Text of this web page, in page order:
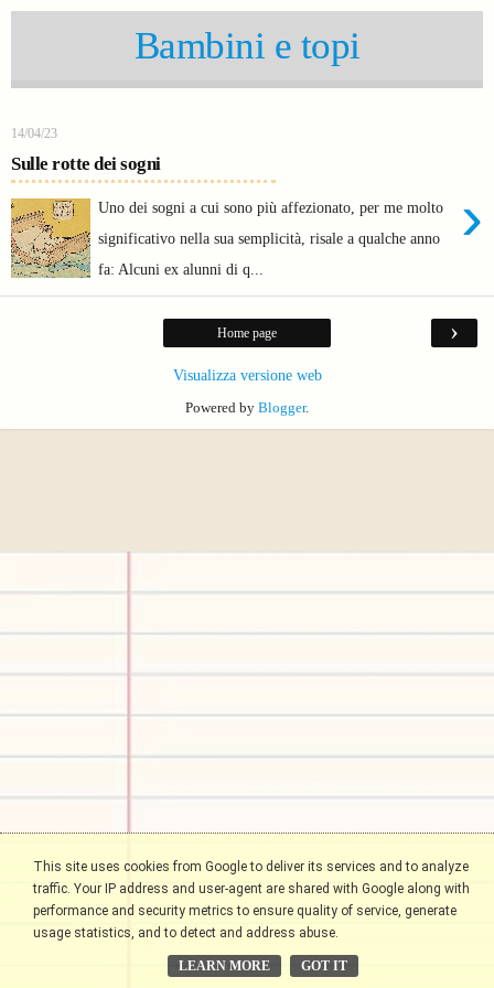
Bambini e topi
14/04/23
Sulle rotte dei sogni
›
Uno dei sogni a cui sono più affezionato, per me molto
significativo nella sua semplicità, risale a qualche anno
fa: Alcuni ex alunni di q...
›
Home page
Visualizza versione web
Powered by Blogger.
This site uses cookies from Google to deliver its services and to analyze
traffic. Your IP address and user-agent are shared with Google along with
performance and security metrics to ensure quality of service, generate
usage statistics, and to detect and address abuse.
LEARN MORE GOT IT